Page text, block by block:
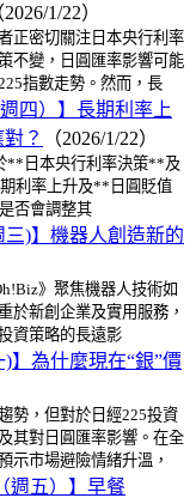
2026/1/22）
正密切關注日本央行利率
不變，日圓匯率影響可能
指數走勢。然而，長
四）】長期利率上
？
（2026/1/22）
**日本央行利率決策**及
利率上升及**日圓貶值
否會調整其
三)】機器人創造新的
》聚焦機器人技術如
於新創企業及實用服務，
資策略的長遠影
)】為什麼現在“銀”價
勢，但對於日經225投資
其對日圓匯率影響。在全
示市場避險情緒升溫，
週五）】早餐